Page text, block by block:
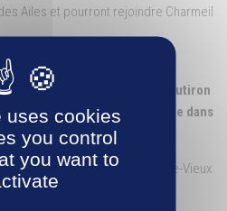
Ailes et pourront rejoindre Charmeil
sécurité et d’accessibilité
la portion entre le Pont Boutiron
(RD 27) sera en sens unique dans
en direction de Charmeil.
se fera par Vichy, Creuzier-Le-Vieux
Fossés par les routes
uses cookies
you control
you want to